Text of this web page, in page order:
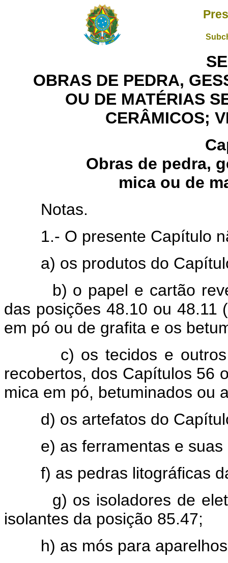
OBRAS DE PEDRA,
OU DE MATÉRIAS
CERÂMICOS;
Obras de pedra,
mica ou de
Notas.
1.- O presente Capítulo
a) os produtos do
b) o papel e cartão
das posições 48.10 ou 48.11
em pó ou de grafita e os
c) os tecidos e outros
recobertos, dos Capítulos 56
mica em pó, betuminados ou
d) os artefatos do
e) as ferramentas e suas
f) as pedras litográficas
g) os isoladores de
isolantes da posição 85.47;
h) as mós para aparelhos